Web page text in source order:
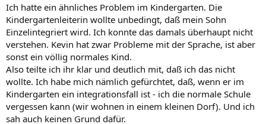
Ich hatte ein ähnliches Problem im Kindergarten. Die
Kindergartenleiterin wollte unbedingt, daß mein Sohn
Einzelintegriert wird. Ich konnte das damals überhaupt nicht
verstehen. Kevin hat zwar Probleme mit der Sprache, ist aber
sonst ein völlig normales Kind.
Also teilte ich ihr klar und deutlich mit, daß ich das nicht
wollte. Ich habe mich nämlich gefürchtet, daß, wenn er im
Kindergarten ein integrationsfall ist - ich die normale Schule
vergessen kann (wir wohnen in einem kleinen Dorf). Und ich
sah auch keinen Grund dafür.